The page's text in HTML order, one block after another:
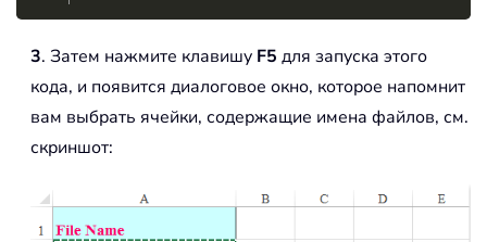
3. Затем нажмите клавишу F5 для запуска этого
кода, и появится диалоговое окно, которое напомнит
вам выбрать ячейки, содержащие имена файлов, см.
скриншот: